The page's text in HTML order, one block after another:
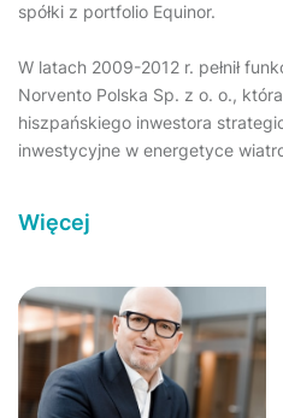
spółki z portfolio Equinor.
W latach 2009-2012 r. pełnił
Norvento Polska Sp. z o. o.,
hiszpańskiego inwestora
inwestycyjne w energetyce
Więcej